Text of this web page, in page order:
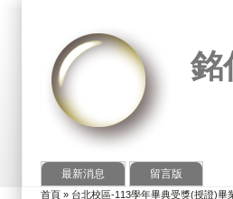
銘
最新消息 留言版
首頁 » 台北校區-113學年畢典受獎(授證)畢